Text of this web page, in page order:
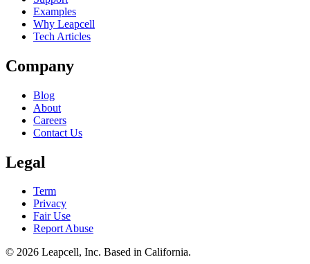
Examples
Why Leapcell
Tech Articles
Company
Blog
About
Careers
Contact Us
Legal
Term
Privacy
Fair Use
Report Abuse
© 2026 Leapcell, Inc. Based in California.